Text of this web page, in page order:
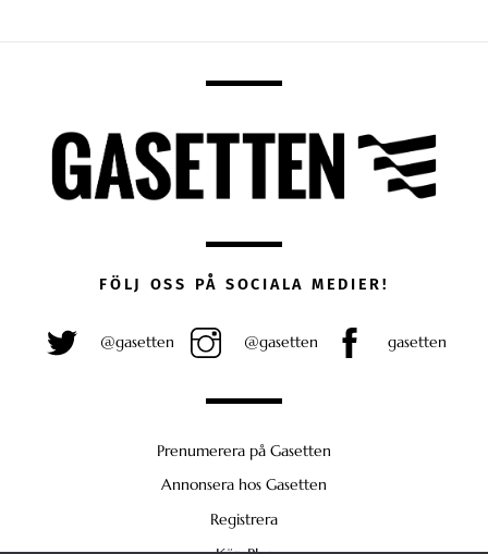
FÖLJ OSS PÅ SOCIALA MEDIER!
@gasetten @gasetten gasetten
Prenumerera på Gasetten
Annonsera hos Gasetten
Registrera